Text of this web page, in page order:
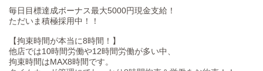
毎日目標達成ボーナス最大5000円現金支給！
ただいま積極採用中！！
【拘束時間が本当に8時間！】
他店では10時間労働や12時間労働が多い中、
拘束時間はMAX8時間です。